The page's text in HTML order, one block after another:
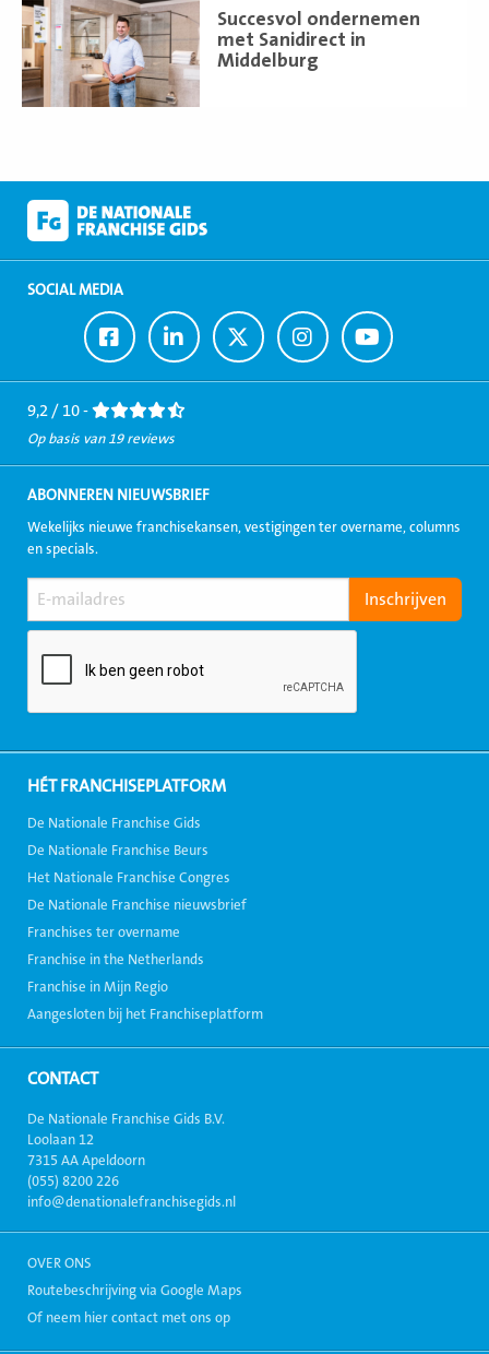
Succesvol ondernemen
met Sanidirect in
Middelburg
Lees
meer
SOCIAL MEDIA
Ga
naar
Facebook
Ga
naar
LinkedIn
Ga
naar
Twitter
Ga
naar
Instagram
Ga
naar
Youtube
9,2 / 10 -
Op basis van 19 reviews
ABONNEREN NIEUWSBRIEF
Wekelijks nieuwe franchisekansen, vestigingen ter overname, columns
en specials.
HÉT FRANCHISEPLATFORM
De Nationale Franchise Gids
De Nationale Franchise Beurs
Het Nationale Franchise Congres
De Nationale Franchise nieuwsbrief
Franchises ter overname
Franchise in the Netherlands
Franchise in Mijn Regio
Aangesloten bij het Franchiseplatform
CONTACT
De Nationale Franchise Gids B.V.
Loolaan 12
7315 AA Apeldoorn
(055) 8200 226
info@denationalefranchisegids.nl
OVER ONS
Routebeschrijving via Google Maps
Of neem hier contact met ons op